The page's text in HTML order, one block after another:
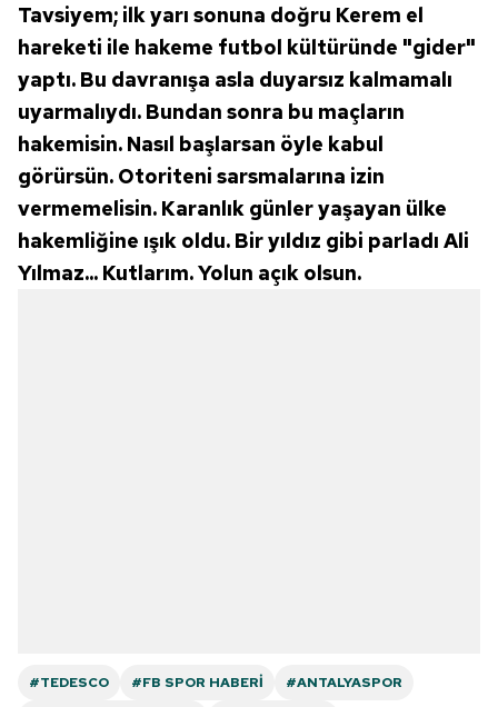
Tavsiyem; ilk yarı sonuna doğru Kerem el
hareketi ile hakeme futbol kültüründe "gider"
yaptı. Bu davranışa asla duyarsız kalmamalı
uyarmalıydı. Bundan sonra bu maçların
hakemisin. Nasıl başlarsan öyle kabul
görürsün. Otoriteni sarsmalarına izin
vermemelisin. Karanlık günler yaşayan ülke
hakemliğine ışık oldu. Bir yıldız gibi parladı Ali
Yılmaz... Kutlarım. Yolun açık olsun.
#TEDESCO #FB SPOR HABERI
#ANTALYASPOR